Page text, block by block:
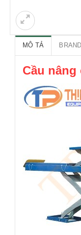
MÔ TẢ BRAND
Cầu nâng